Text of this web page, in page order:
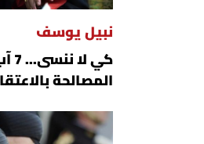
نبيل يوسف
المصالحة